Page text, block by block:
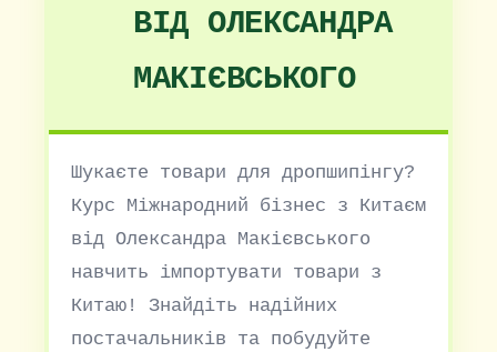
ВІД ОЛЕКСАНДРА
МАКІЄВСЬКОГО
Шукаєте товари для дропшипінгу?
Курс Міжнародний бізнес з Китаєм
від Олександра Макієвського
навчить імпортувати товари з
Китаю! Знайдіть надійних
постачальників та побудуйте